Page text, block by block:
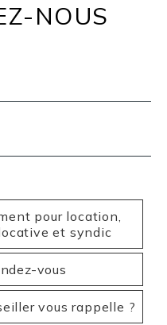
NOUS
pour location,
et syndic
vous
vous rappelle ?